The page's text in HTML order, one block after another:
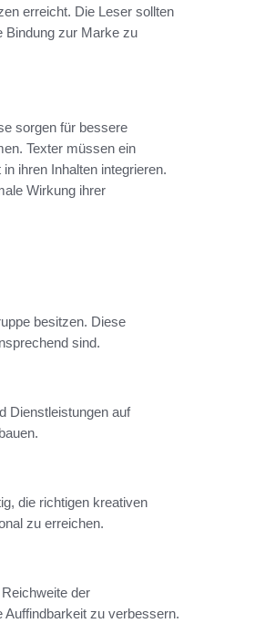
erreicht. Die Leser sollten
Bindung zur Marke zu
sorgen für bessere
Texter müssen ein
ihren Inhalten integrieren.
Wirkung ihrer
besitzen. Diese
sind.
Dienstleistungen auf
die richtigen kreativen
zu erreichen.
der
zu verbessern.